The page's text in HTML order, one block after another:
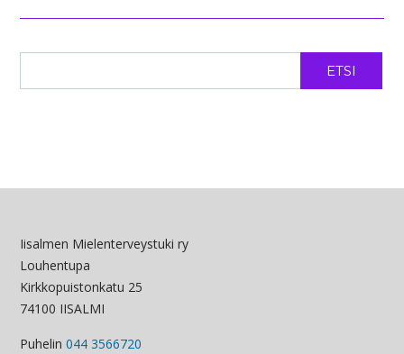
ETSI
Iisalmen Mielenterveystuki ry
Louhentupa
Kirkkopuistonkatu 25
74100 IISALMI
Puhelin 044 3566720